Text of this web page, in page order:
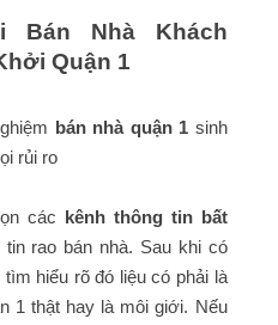
Bán Nhà Khách
Quận 1
bán nhà quận 1 sinh
rủi ro
các
kênh thông tin bất
rao bán nhà. Sau khi có
hiểu rõ đó liệu có phải là
1 thật hay là môi giới. Nếu